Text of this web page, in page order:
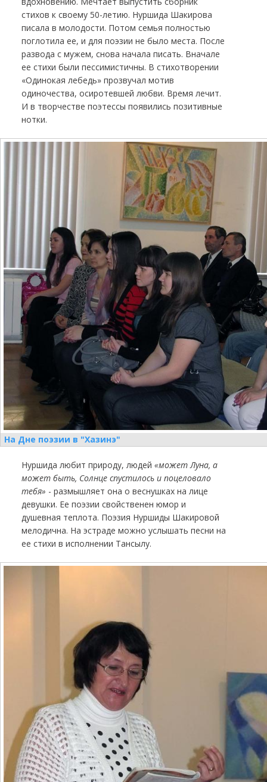
стихов к своему 50-летию. Нуршида Шакирова
писала в молодости. Потом семья полностью
поглотила ее, и для поэзии не было места. После
развода с мужем, снова начала писать. Вначале
ее стихи были пессимистичны. В стихотворении
«Одинокая лебедь» прозвучал мотив
одиночества, осиротевшей любви. Время лечит.
И в творчестве поэтессы появились позитивные
нотки.
На Дне поэзии в "Хазинэ"
Нуршида любит природу, людей «может Луна, а
может быть, Солнце спустилось и поцеловало
тебя» - размышляет она о веснушках на лице
девушки. Ее поэзии свойственен юмор и
душевная теплота. Поэзия Нуршиды Шакировой
мелодична. На эстраде можно услышать песни на
ее стихи в исполнении Тансылу.